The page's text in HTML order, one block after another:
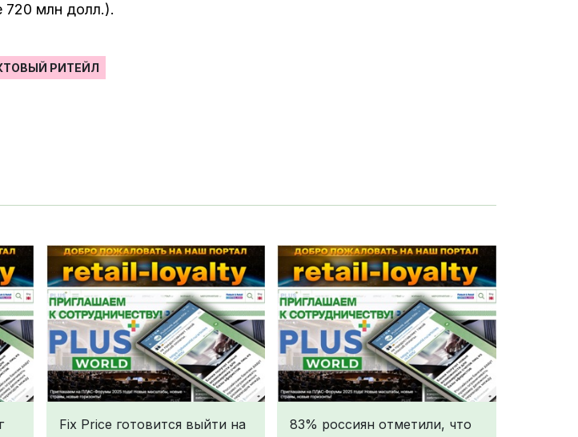
720 млн долл.).
РИТЕЙЛ
Fix Price готовится выйти на
83% россиян отметили, что